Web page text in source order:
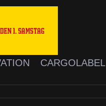
CARGOLABEL